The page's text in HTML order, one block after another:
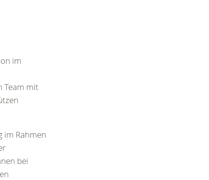
im
Team mit
Rahmen
bei